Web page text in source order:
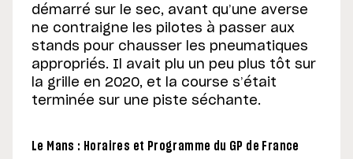
démarré sur le sec, avant qu’une averse
ne contraigne les pilotes à passer aux
stands pour chausser les pneumatiques
appropriés. Il avait plu un peu plus tôt sur
la grille en 2020, et la course s’était
terminée sur une piste séchante.
Le Mans : Horaires et Programme du GP de France